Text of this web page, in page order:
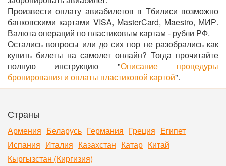
Произвести оплату авиабилетов в Тбилиси возможно
банковскими картами VISA, MasterCard, Maestro, МИР.
Валюта операций по пластиковым картам - рубли РФ.
Остались вопросы или до сих пор не разобрались как
купить билеты на самолет онлайн? Тогда прочитайте
полную инструкцию "Описание процедуры
бронирования и оплаты пластиковой картой".
Страны
Армения Беларусь Германия Греция Египет
Испания Италия Казахстан Катар Китай
Кыргызстан (Киргизия)